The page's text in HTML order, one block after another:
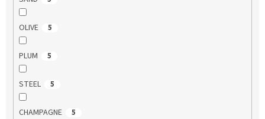
OLIVE 5
PLUM 5
STEEL 5
CHAMPAGNE 5